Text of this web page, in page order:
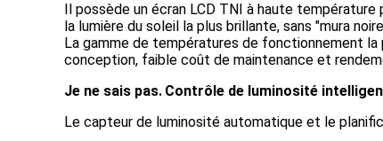
Il possède un écran LCD TNI à haute
la lumière du soleil la plus brillante, sans "mura
La gamme de températures de fonctionnement
conception, faible coût de maintenance et
Je ne sais pas. Contrôle de luminosité
Le capteur de luminosité automatique et le